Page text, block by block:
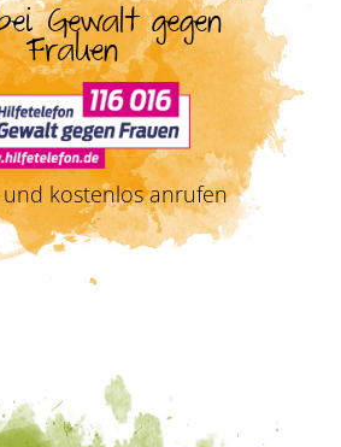
Gewalt gegen
Frauen
kostenlos anrufen